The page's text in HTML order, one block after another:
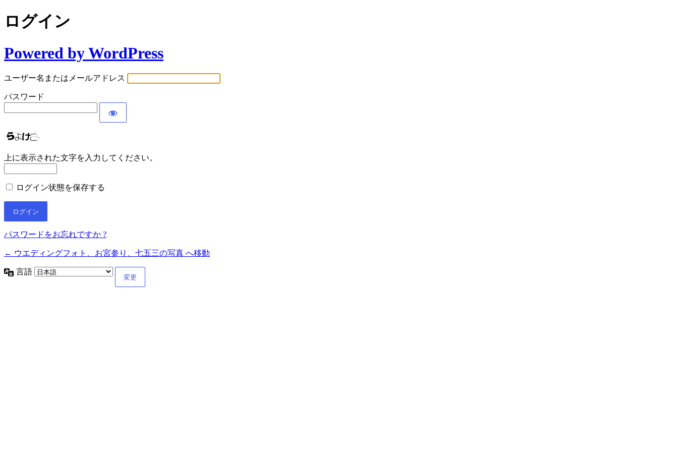
ログイン
Powered by WordPress
ユーザー名またはメールアドレス
パスワード
上に表示された文字を入力してください。
ログイン状態を保存する
パスワードをお忘れですか ?
← ウエディングフォト、お宮参り、七五三の写真 へ移動
言語